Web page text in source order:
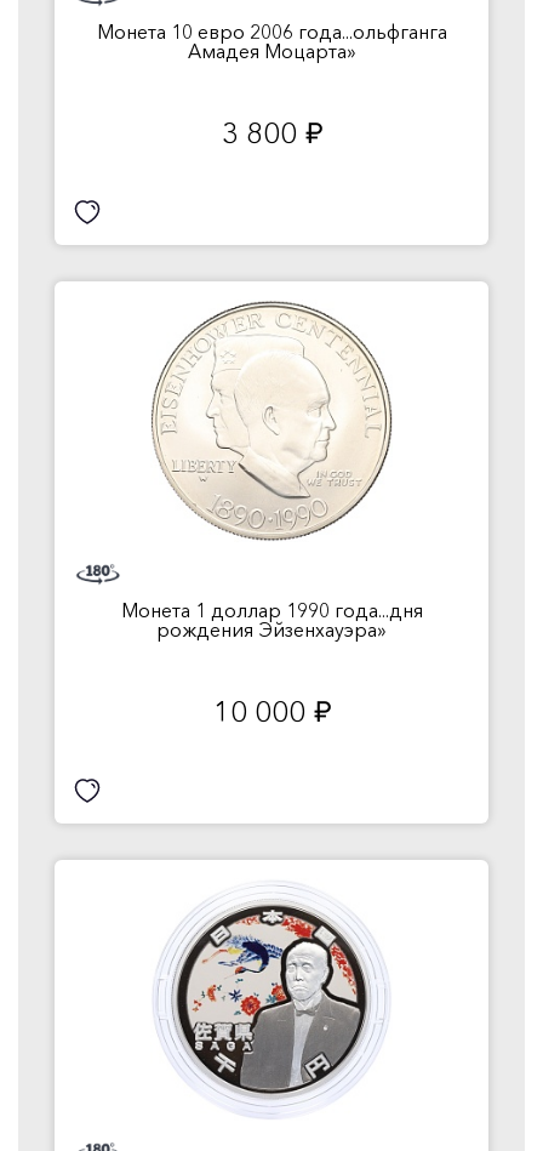
Монета 10 евро 2006 года...ольфганга
Амадея Моцарта»
3 800 руб.
Монета 1 доллар 1990 года...дня
рождения Эйзенхауэра»
10 000 руб.